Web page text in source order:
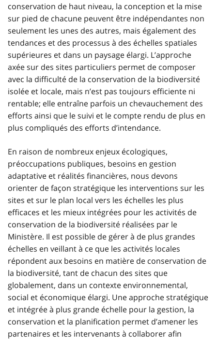
conservation de haut niveau, la conception et la mise
sur pied de chacune peuvent être indépendantes non
seulement les unes des autres, mais également des
tendances et des processus à des échelles spatiales
supérieures et dans un paysage élargi. L’approche
axée sur des sites particuliers permet de composer
avec la difficulté de la conservation de la biodiversité
isolée et locale, mais n’est pas toujours efficiente ni
rentable; elle entraîne parfois un chevauchement des
efforts ainsi que le suivi et le compte rendu de plus en
plus compliqués des efforts d’intendance.
En raison de nombreux enjeux écologiques,
préoccupations publiques, besoins en gestion
adaptative et réalités financières, nous devons
orienter de façon stratégique les interventions sur les
sites et sur le plan local vers les échelles les plus
efficaces et les mieux intégrées pour les activités de
conservation de la biodiversité réalisées par le
Ministère. Il est possible de gérer à de plus grandes
échelles en veillant à ce que les activités locales
répondent aux besoins en matière de conservation de
la biodiversité, tant de chacun des sites que
globalement, dans un contexte environnemental,
social et économique élargi. Une approche stratégique
et intégrée à plus grande échelle pour la gestion, la
conservation et la planification permet d’amener les
partenaires et les intervenants à collaborer afin